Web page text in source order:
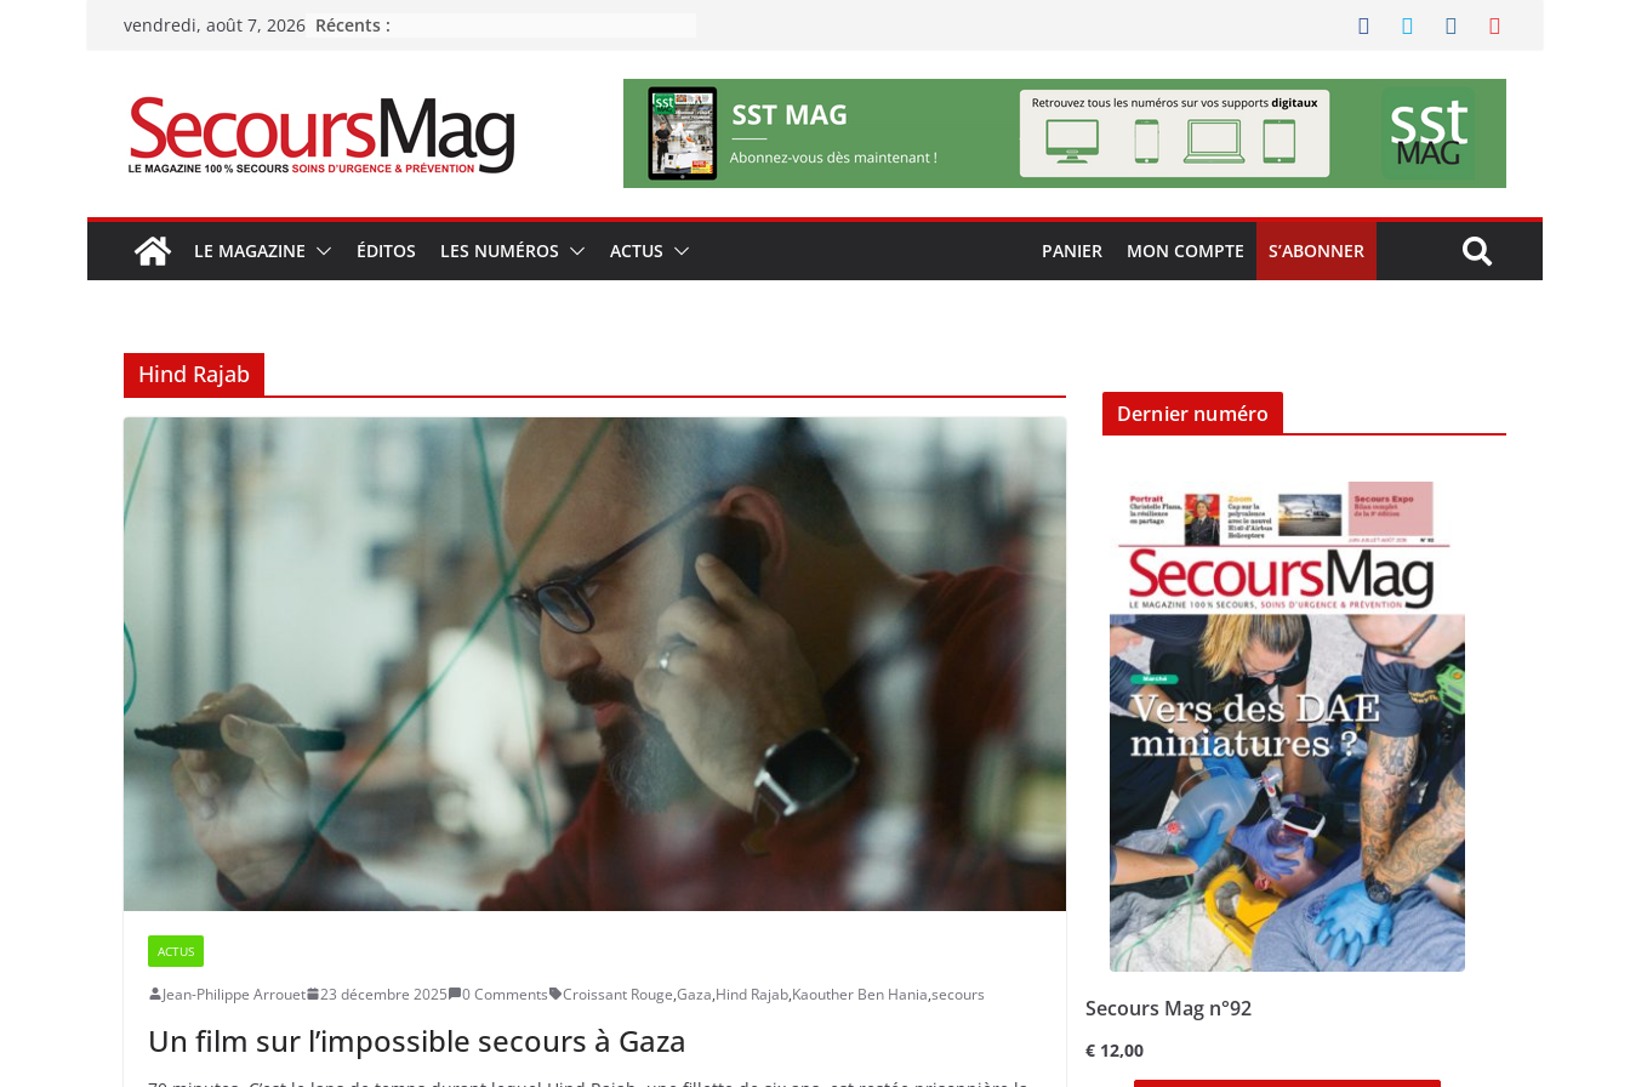
Passervendredi, août 7, 2026 Récents :
LE MAGAZINE ÉDITOS LES NUMÉROS ACTUS PANIER MON COMPTE S’ABONNER
Hind Rajab
ACTUS
Jean-Philippe Arrouet 23 décembre 2025 0 Comments Croissant Rouge,Gaza,Hind Rajab,Kaouther Ben Hania,secours
Un film sur l’impossible secours à Gaza
Dernier numéro
Secours Mag n°92
€ 12,00